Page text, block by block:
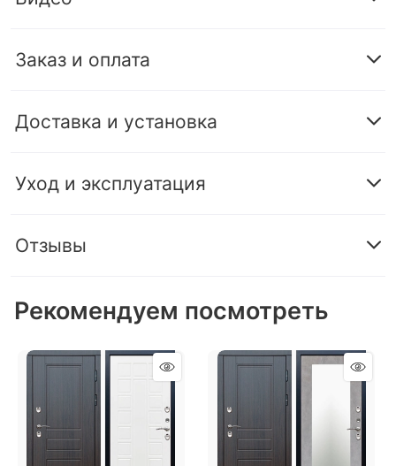
Заказ и оплата
Доставка и установка
Уход и эксплуатация
Отзывы
Рекомендуем посмотреть